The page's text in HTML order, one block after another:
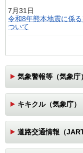
7月31日
令和8年熊本地震に係
ついて
気象警報等（気象庁）
キキクル（気象庁）
道路交通情報（